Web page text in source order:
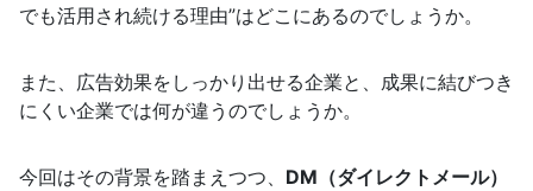
でも活用され続ける理由”はどこにあるのでしょうか。
また、広告効果をしっかり出せる企業と、成果に結びつき
にくい企業では何が違うのでしょうか。
今回はその背景を踏まえつつ、 DM（ダイレクトメール）